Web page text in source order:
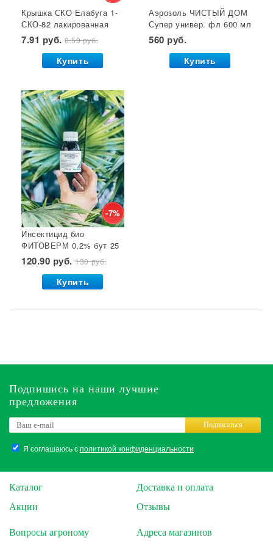
Гет от тараканов Отрава от крыс Семена салата
Крышка СКО Елабуга 1-
СКО-82 лакированная
Звезда 1/50/600*
7.91 руб.8.50 руб.
Купить
Аэрозоль ЧИСТЫЙ ДОМ
Супер универ. фл 600 мл
(двойное распыление)
GB 1/24*
560 руб.
Купить
-7%
Инсектицид био
ФИТОВЕРМ 0,2% бут 25
мл ВХ 1/30
120.90 руб.130 руб.
Купить
Подпишись на наши лучшие
предложения
Я соглашаюсь сполитикой конфиденциальности
Подписаться
Каталог
Акции
Доставка и оплата
Отзывы
Вопросы агроному Адреса магазинов